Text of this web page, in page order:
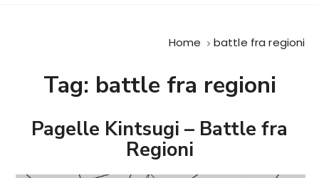
Home battle fra regioni
Tag: battle fra regioni
Pagelle Kintsugi – Battle fra
Regioni